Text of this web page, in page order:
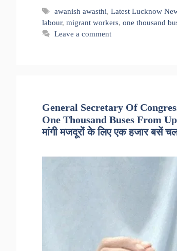
Tags
awanish awasthi,Latest Lucknow
labour, migrant workers, one thousand
Leave a comment
General Secretary Of
One Thousand Buses From
मांगी मजदूरों के लिए एक हजार बसें